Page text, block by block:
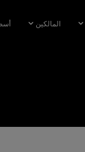
المالكين